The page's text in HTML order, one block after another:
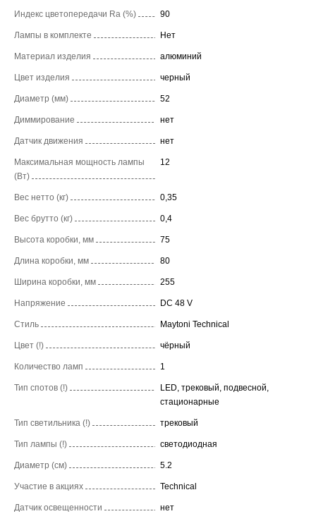
Индекс цветопередачи Ra (%) 90
Лампы в комплекте Нет
Материал изделия алюминий
Цвет изделия черный
Диаметр (мм) 52
Диммирование нет
Датчик движения нет
Максимальная мощность лампы
(Вт)
12
Вес нетто (кг) 0,35
Вес брутто (кг) 0,4
Высота коробки, мм 75
Длина коробки, мм 80
Ширина коробки, мм 255
Напряжение DC 48 V
Стиль Maytoni Technical
Цвет (!) чёрный
Количество ламп 1
Тип спотов (!)
LED, трековый, подвесной,
стационарные
Тип светильника (!) трековый
Тип лампы (!) светодиодная
Диаметр (см) 5.2
Участие в акциях Technical
Датчик освещенности нет